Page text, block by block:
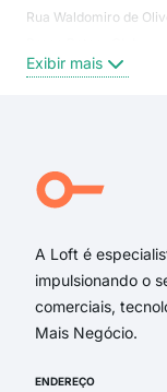
Rua Waldomiro de
Rua Brasília
Sebastião Pinto
Rua Francisco Martins
Exibir mais
A Loft é
impulsionando o
comerciais,
Mais Negócio.
ENDEREÇO